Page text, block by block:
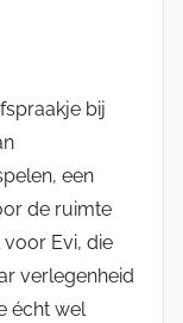
bij
een
de ruimte
Evi, die
verlegenheid
écht wel